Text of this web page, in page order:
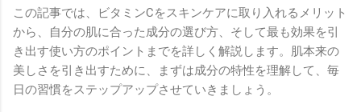
この記事では、ビタミンCをスキンケアに取り入れるメリット
から、自分の肌に合った成分の選び方、そして最も効果を引
き出す使い方のポイントまでを詳しく解説します。肌本来の
美しさを引き出すために、まずは成分の特性を理解して、毎
日の習慣をステップアップさせていきましょう。